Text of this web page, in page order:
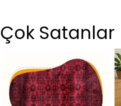
Çok Satanlar